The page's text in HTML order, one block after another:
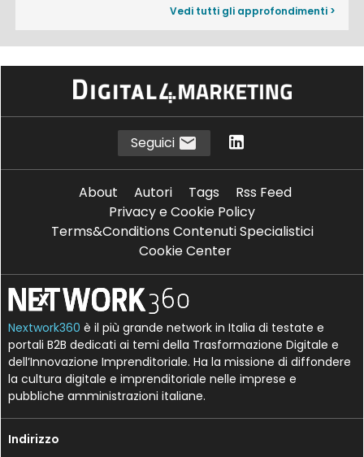
Vedi tutti gli approfondimenti >
Seguici
About Autori Tags
Rss Feed
Privacy e Cookie Policy
Terms&Conditions Contenuti Specialistici
Cookie Center
Nextwork360 è il più grande network in Italia di testate e
portali B2B dedicati ai temi della Trasformazione Digitale e
dell’Innovazione Imprenditoriale. Ha la missione di diffondere
la cultura digitale e imprenditoriale nelle imprese e
pubbliche amministrazioni italiane.
Indirizzo